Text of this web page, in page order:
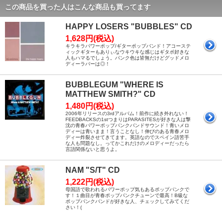
この商品を買った人はこんな商品も買ってます
HAPPY LOSERS "BUBBLES" CD
1,628円(税込)
キラキラパワーポップ/ギターポップバンド！アコーステ
ィックギターもありぃなウキウキな感じはギタポ好きな
人もハマるでしょう。パンク色は皆無だけどグッドメロ
ディーラバーは◎！
BUBBLEGUM "WHERE IS
MATTHEW SMITH?" CD
1,480円(税込)
2006年リリースの3rdアルバム！前作に続き外れない！
FEEDBACKSの1stつまりはPARASITESが好きな人は撃
沈の青春パワーポップパンクバンドサウンド！青いメロ
ディーは青いまま！言うことなし！伸びのある青春メロ
ディー炸裂させてきてます。英語なのでスペイン語苦手
な人も問題なし。ってかこれだけのメロディーだったら
言語関係ないと思うよ。
NAM "S/T" CD
1,222円(税込)
母国語で歌われるパワーポップ気もあるポップパンクで
す！１曲目が青春ポップパンクチューンで最高！B級な
ポップパンクバンドが好きな人、チェックしてみてくだ
さい！(